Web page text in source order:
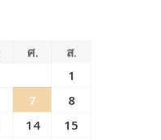
ศ.
ส.
1
7
8
14
15